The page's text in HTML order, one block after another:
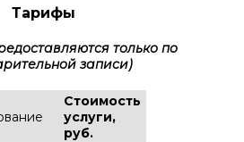
Тарифы
только по
записи)
Стоимость
услуги,
руб.